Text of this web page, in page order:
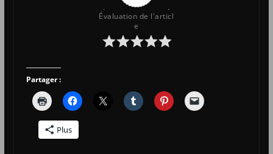
Évaluation de l'articl
e
Partager :
Plus